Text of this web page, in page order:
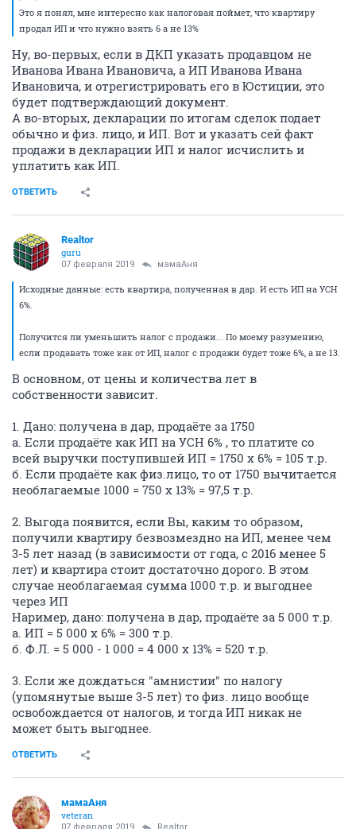
Это я понял, мне интересно как налоговая поймет, что квартиру
продал ИП и что нужно взять 6 а не 13%
Ну, во-первых, если в ДКП указать продавцом не
Иванова Ивана Ивановича, а ИП Иванова Ивана
Ивановича, и отрегистрировать его в Юстиции, это
будет подтверждающий документ.
А во-вторых, декларации по итогам сделок подает
обычно и физ. лицо, и ИП. Вот и указать сей факт
продажи в декларации ИП и налог исчислить и
уплатить как ИП.
ОТВЕТИТЬ
Realtor
guru
07 февраля 2019 мамаАня
Исходные данные: есть квартира, полученная в дар. И есть ИП на УСН
6%.
Получится ли уменьшить налог с продажи... По моему разумению,
если продавать тоже как от ИП, налог с продажи будет тоже 6%, а не 13.
В основном, от цены и количества лет в
собственности зависит.
1. Дано: получена в дар, продаёте за 1750
а. Если продаёте как ИП на УСН 6% , то платите со
всей выручки поступившей ИП = 1750 х 6% = 105 т.р.
б. Если продаёте как физ.лицо, то от 1750 вычитается
необлагаемые 1000 = 750 х 13% = 97,5 т.р.
2. Выгода появится, если Вы, каким то образом,
получили квартиру безвозмездно на ИП, менее чем
3-5 лет назад (в зависимости от года, с 2016 менее 5
лет) и квартира стоит достаточно дорого. В этом
случае необлагаемая сумма 1000 т.р. и выгоднее
через ИП
Наример, дано: получена в дар, продаёте за 5 000 т.р.
а. ИП = 5 000 х 6% = 300 т.р.
б. Ф.Л. = 5 000 - 1 000 = 4 000 х 13% = 520 т.р.
3. Если же дождаться "амнистии" по налогу
(упомянутые выше 3-5 лет) то физ. лицо вообще
освобождается от налогов, и тогда ИП никак не
может быть выгоднее.
ОТВЕТИТЬ
мамаАня
veteran
07 февраля 2019 Realtor